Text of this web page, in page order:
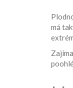
má